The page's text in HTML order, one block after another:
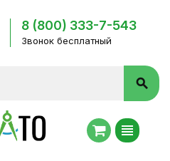
8 (800) 333-7-543
Звонок бесплатный
search
view_headline